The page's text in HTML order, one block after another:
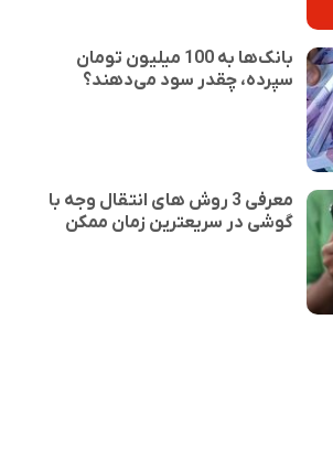
بانک‌ها به 100 میلیون تومان
سپرده، چقدر سود می‌دهند؟
معرفی 3 روش های انتقال وجه با
گوشی در سریعترین زمان ممکن